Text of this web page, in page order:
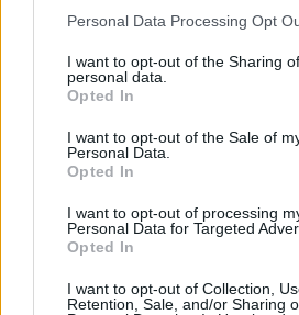
Personal Data Processing Opt
I want to opt-out of the Sharing
personal data.
Opted In
I want to opt-out of the Sale of
Personal Data.
Opted In
I want to opt-out of processing
Personal Data for Targeted
Opted In
I want to opt-out of Collection,
Retention, Sale, and/or Sharing
Article anterior
Deltebre serà aquest
amb la segona prova de la